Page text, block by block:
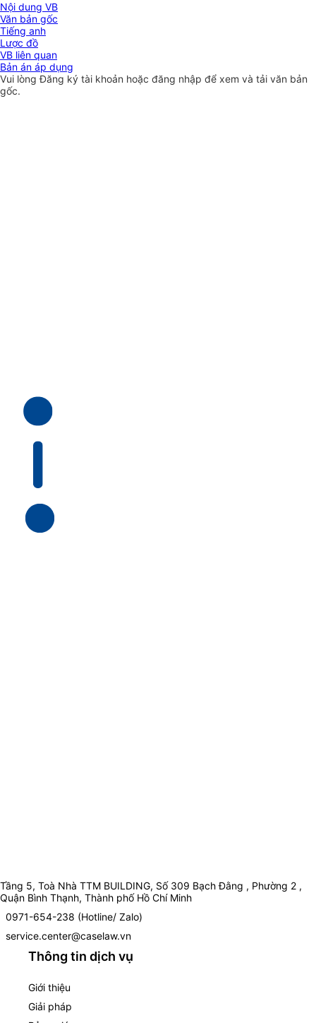
Nội dung VB
Văn bản gốc
Tiếng anh
Lược đồ
VB liên quan
Bản án áp dụng
Vui lòngĐăng ký tài khoản hoặc đăng nhập để xem và tải văn bản
gốc.
Tầng 5, Toà Nhà TTM BUILDING, Số 309 Bạch Đằng , Phường 2 ,
Quận Bình Thạnh, Thành phố Hồ Chí Minh
0971-654-238 (Hotline/ Zalo)
service.center@caselaw.vn
Thông tin dịch vụ
Giới thiệu
Giải pháp